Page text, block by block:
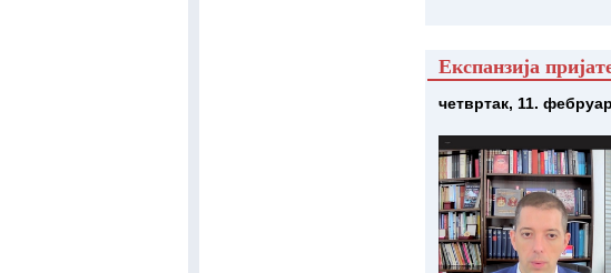
Експанзија
четвртак, 11.